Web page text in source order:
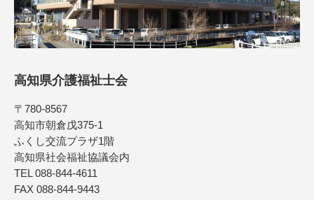
高知県介護福祉士会
〒780-8567
高知市朝倉戊375-1
ふくし交流プラザ1階
高知県社会福祉協議会内
TEL 088-844-4611
FAX 088-844-9443